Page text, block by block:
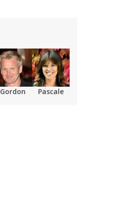
Gordon Pascale